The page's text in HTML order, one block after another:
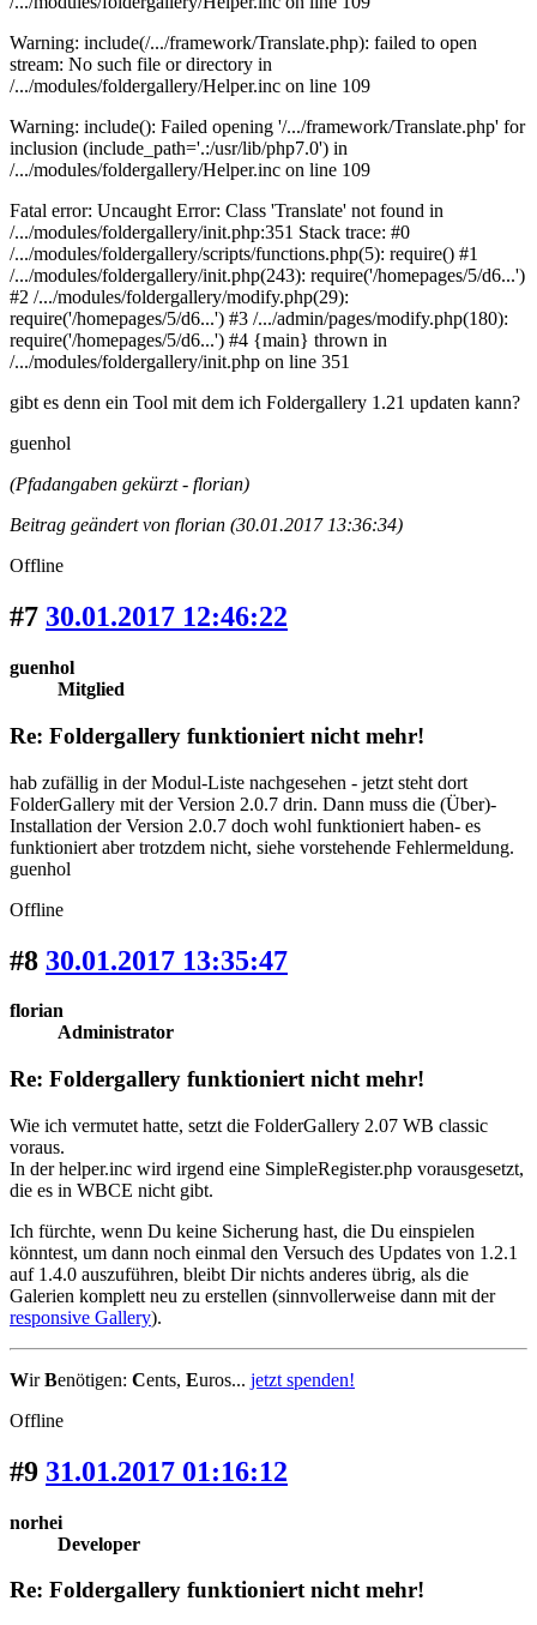
Warning: include(/.../framework/Translate.php): failed to open
stream: No such file or directory in
/.../modules/foldergallery/Helper.inc on line 109
Warning: include(): Failed opening '/.../framework/Translate.php' for
inclusion (include_path='.:/usr/lib/php7.0') in
/.../modules/foldergallery/Helper.inc on line 109
Fatal error: Uncaught Error: Class 'Translate' not found in
/.../modules/foldergallery/init.php:351 Stack trace: #0
/.../modules/foldergallery/scripts/functions.php(5): require() #1
/.../modules/foldergallery/init.php(243): require('/homepages/5/d6...')
#2 /.../modules/foldergallery/modify.php(29):
require('/homepages/5/d6...') #3 /.../admin/pages/modify.php(180):
require('/homepages/5/d6...') #4 {main} thrown in
/.../modules/foldergallery/init.php on line 351
gibt es denn ein Tool mit dem ich Foldergallery 1.21 updaten kann?
guenhol
(Pfadangaben gekürzt - florian)
Beitrag geändert von florian (30.01.2017 13:36:34)
Offline
#7 30.01.2017 12:46:22
guenhol
Mitglied
Re: Foldergallery funktioniert nicht mehr!
hab zufällig in der Modul-Liste nachgesehen - jetzt steht dort
FolderGallery mit der Version 2.0.7 drin. Dann muss die (Über)-
Installation der Version 2.0.7 doch wohl funktioniert haben- es
funktioniert aber trotzdem nicht, siehe vorstehende Fehlermeldung.
guenhol
Offline
#8 30.01.2017 13:35:47
florian
Administrator
Re: Foldergallery funktioniert nicht mehr!
Wie ich vermutet hatte, setzt die FolderGallery 2.07 WB classic
voraus.
In der helper.inc wird irgend eine SimpleRegister.php vorausgesetzt,
die es in WBCE nicht gibt.
Ich fürchte, wenn Du keine Sicherung hast, die Du einspielen
könntest, um dann noch einmal den Versuch des Updates von 1.2.1
auf 1.4.0 auszuführen, bleibt Dir nichts anderes übrig, als die
Galerien komplett neu zu erstellen (sinnvollerweise dann mit der
responsive Gallery).
WirBenötigen: Cents, Euros... jetzt spenden!
Offline
#9 31.01.2017 01:16:12
norhei
Developer
Re: Foldergallery funktioniert nicht mehr!